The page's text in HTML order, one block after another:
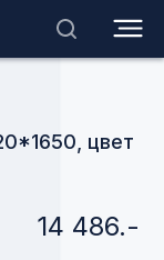
цвет
14 486.-